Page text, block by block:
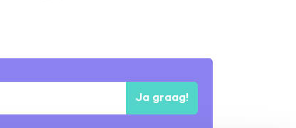
Ja graag!